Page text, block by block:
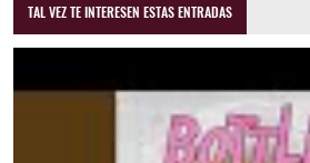
TAL VEZ TE INTERESEN ESTAS ENTRADAS